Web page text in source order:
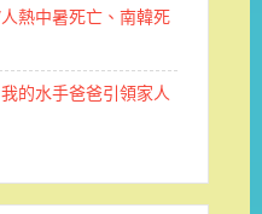
熱中暑死亡、南韓死
的水手爸爸引領家人